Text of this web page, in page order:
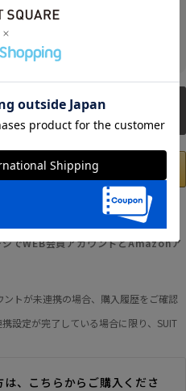
ガ配信
ンペーンを予定しています。
員登録
て、お支払いおよび新規WEB会員登
でWEB会員アカウントとAmazonア
トが未連携の場合、購入履歴をご確認
設定が完了している場合に限り、SUIT
、こちらからご購入くださ